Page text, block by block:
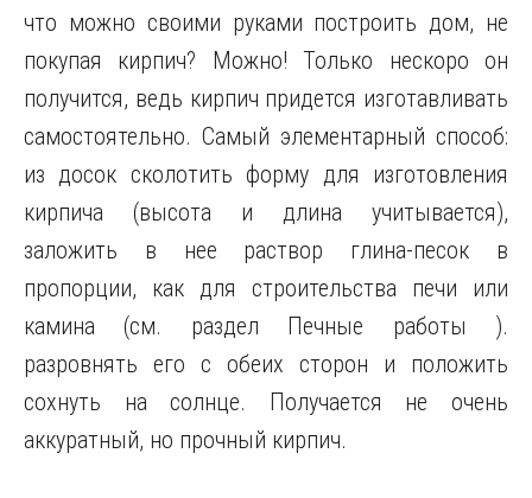
что можно своими руками построить дом, не
покупая кирпич? Можно! Только нескоро он
получится, ведь кирпич придется изготавливать
самостоятельно. Самый элементарный способ:
из досок сколотить форму для изготовления
кирпича (высота и длина учитывается),
заложить в нее раствор глина-песок в
пропорции, как для строительства печи или
камина (см. раздел Печные работы ).
разровнять его с обеих сторон и положить
сохнуть на солнце. Получается не очень
аккуратный, но прочный кирпич.